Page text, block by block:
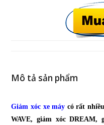
Mô tả sản phẩm
Giảm xóc xe máy có rất
WAVE, giảm xóc DREAM,